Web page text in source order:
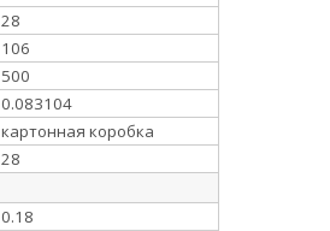
28
106
500
0.083104
картонная коробка
28
0.18